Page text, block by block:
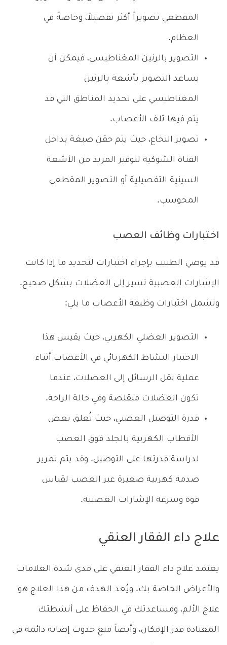
المقطعي تصويراً أكثر تفصيلاً، وخاصةً في
العظام.
التصوير بالرنين المغناطيسي، فيمكن أن
يساعد التصوير بأشعة بالرنين
المغناطيسي على تحديد المناطق التي قد
يتم فيها تلف الأعصاب.
تصوير النخاع، حيث يتم حقن صبغة بداخل
القناة الشوكية لتوفير المزيد من الأشعة
السينية التفصيلية أو التصوير المقطعي
المحوسب.
اختبارات وظائف العصب
قد يوصي الطبيب بإجراء اختبارات لتحديد ما إذا كانت
الإشارات العصبية تسير إلى العضلات بشكل صحيح.
وتشمل اختبارات وظيفة الأعصاب ما يلي:
التصوير العضلي الكهربي، حيث يقيس هذا
الاختبار النشاط الكهربائي في الأعصاب أثناء
عملية نقل الرسائل إلى العضلات، عندما
تكون العضلات متقلصة وفي حالة الراحة.
قدرة التوصيل العصبي، حيث تُعلق بعض
الأقطاب الكهربية بالجلد فوق العصب
لدراسة قدرتها على التوصيل. وقد يتم تمرير
صدمة كهربية صغيرة عبر العصب لقياس
قوة وسرعة الإشارات العصبية.
علاج داء الفقار العنقي
يعتمد علاج داء الفقار العنقي على مدى شدة العلامات
والأعراض الخاصة بك. ويُعد الهدف من هذا العلاج هو
علاج الألم، ومساعدتك في الحفاظ على أنشطتك
المعتادة قدر الإمكان، وأيضاً منع حدوث إصابة دائمة في